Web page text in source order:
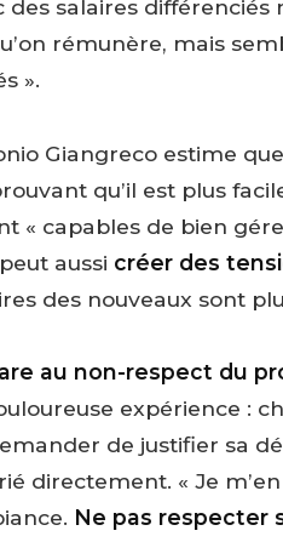
des salaires
rémunère, mais
».
Giangreco estime que
qu’il est plus
« capables de bien
aussi créer des
des nouveaux sont
au non-respect du
expérience :
de justifier sa
directement. « Je
Ne pas respecter